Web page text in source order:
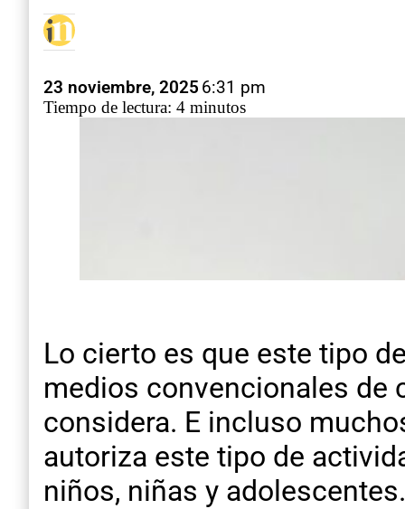
23 noviembre, 2025 6:31 pm
Tiempo de lectura: 4 minutos
Lo cierto es que este tipo
medios convencionales de
considera. E incluso
autoriza este tipo de
niños, niñas y adolescentes.